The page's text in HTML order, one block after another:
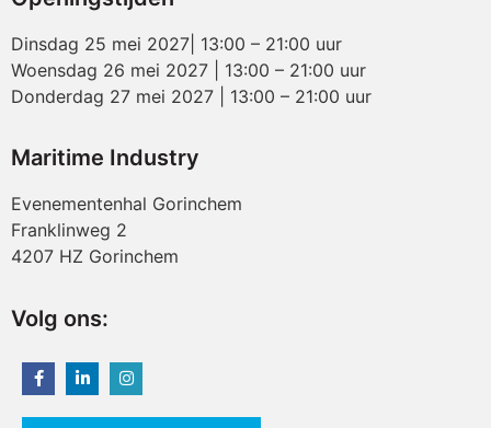
Dinsdag 25 mei 2027| 13:00 – 21:00 uur
Woensdag 26 mei 2027 | 13:00 – 21:00 uur
Donderdag 27 mei 2027 | 13:00 – 21:00 uur
Maritime Industry
Evenementenhal Gorinchem
Franklinweg 2
4207 HZ Gorinchem
Volg ons: